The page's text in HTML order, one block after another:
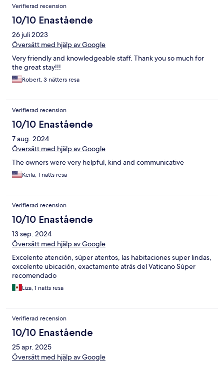
Verifierad recension
10/10 Enastående
26 juli 2023
Översätt med hjälp av Google
Very friendly and knowledgeable staff. Thank you so much for
the great stay!!!
Robert, 3 nätters resa
Verifierad recension
10/10 Enastående
7 aug. 2024
Översätt med hjälp av Google
The owners were very helpful, kind and communicative
Keila, 1 natts resa
Verifierad recension
10/10 Enastående
13 sep. 2024
Översätt med hjälp av Google
Excelente atención, súper atentos, las habitaciones super lindas,
excelente ubicación, exactamente atrás del Vaticano Súper
recomendado
Liza, 1 natts resa
Verifierad recension
10/10 Enastående
25 apr. 2025
Översätt med hjälp av Google